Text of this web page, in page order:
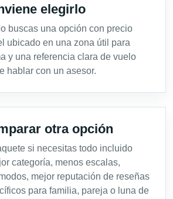
elegirlo
buscas una opción con precio
ubicado en una zona útil para
y una referencia clara de vuelo
hablar con un asesor.
otra opción
si necesitas todo incluido
categoría, menos escalas,
mejor reputación de reseñas
para familia, pareja o luna de